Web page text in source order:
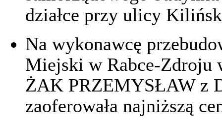
działce przy ulicy
Na wykonawcę
Miejski w Rabce-Zdroju
ŻAK PRZEMYSŁAW z
zaoferowała najniższą